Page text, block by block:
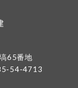
65番地
54-4713